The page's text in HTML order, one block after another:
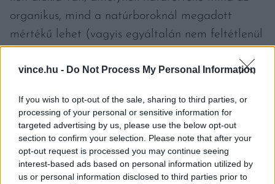
vince.hu - Do Not Process My Personal Information
If you wish to opt-out of the sale, sharing to third parties, or
processing of your personal or sensitive information for
targeted advertising by us, please use the below opt-out
section to confirm your selection. Please note that after your
opt-out request is processed you may continue seeing
interest-based ads based on personal information utilized by
us or personal information disclosed to third parties prior to
organikus, mind a natúrboroknál megadott
mértékű lehet (vagyis egyáltalán nem feltétlenül
Ok, de miért teszik a borba, ha a szervezet
számára ez rossz? –merülhet fel a kérdés.